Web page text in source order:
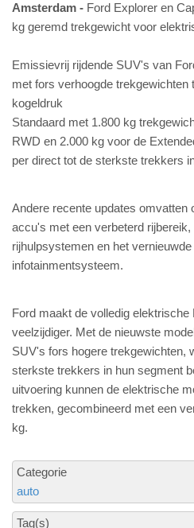
Amsterdam
Ford Explorer en
kg geremd trekgewicht voor
Emissievrij rijdende SUV's van
met fors verhoogde trekgewichten
kogeldruk
Standaard met 1.800 kg
RWD en 2.000 kg voor de
per direct tot de sterkste trekkers
Andere recente updates omvatten
accu's met een verbeterd
rijhulpsystemen en het
infotainmentsysteem.
Ford maakt de volledig elektrische
veelzijdiger. Met de nieuwste
SUV's fors hogere trekgewichten,
sterkste trekkers in hun segment
uitvoering kunnen de elektrische
trekken, gecombineerd met een
kg.
Categorie
auto
Tag(s)